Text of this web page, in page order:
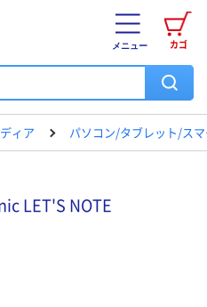
カゴ
メニュー
ィア パソコン/タブレット/ス
LET'S NOTE